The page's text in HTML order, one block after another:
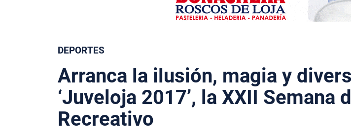
DEPORTES
Arranca la ilusión, magia y
‘Juveloja 2017’, la XXII Semana
Recreativo